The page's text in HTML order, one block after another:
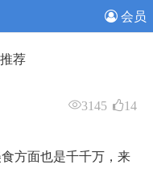
会员
荐
3145 14
方面也是千千万，来